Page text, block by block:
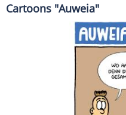
Cartoons "Auweia"